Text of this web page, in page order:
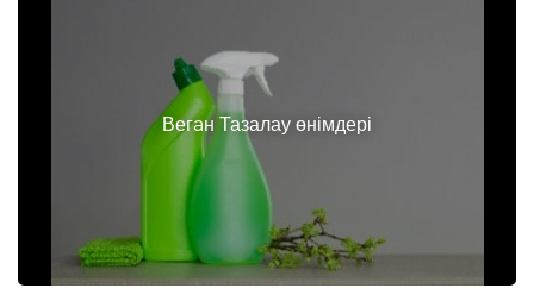
Вегaн Тазалау өнімдері